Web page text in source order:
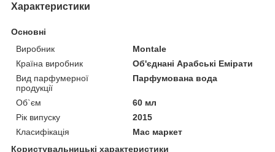
Характеристики
Основні
Виробник
Montale
Країна виробник
Об'єднані Арабські Емірати
Вид парфумерної
продукції
Парфумована вода
Об`єм
60 мл
Рік випуску
2015
Класифікація
Мас маркет
Користувальницькі характеристики